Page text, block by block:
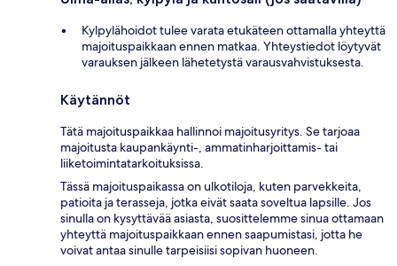
Kylpylähoidot tulee varata etukäteen ottamalla yhteyttä
majoituspaikkaan ennen matkaa. Yhteystiedot löytyvät
varauksen jälkeen lähetetystä varausvahvistuksesta.
Käytännöt
Tätä majoituspaikkaa hallinnoi majoitusyritys. Se tarjoaa
majoitusta kaupankäynti-, ammatinharjoittamis- tai
liiketoimintatarkoituksissa.
Tässä majoituspaikassa on ulkotiloja, kuten parvekkeita,
patioita ja terasseja, jotka eivät saata soveltua lapsille. Jos
sinulla on kysyttävää asiasta, suosittelemme sinua ottamaan
yhteyttä majoituspaikkaan ennen saapumistasi, jotta he
voivat antaa sinulle tarpeisiisi sopivan huoneen.